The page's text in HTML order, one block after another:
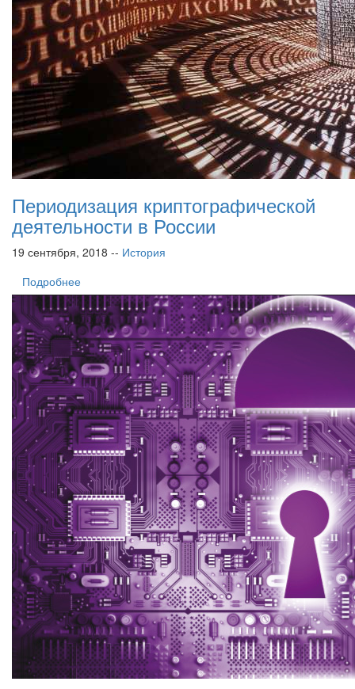
Периодизация криптографической
деятельности в России
19 сентября, 2018 -- История
Подробнее